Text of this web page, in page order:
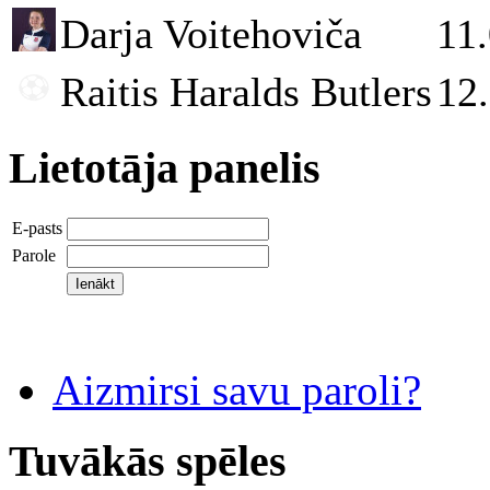
Darja Voitehoviča
Raitis Haralds Butlers
Lietotāja panelis
E-pasts
Parole
Aizmirsi savu paroli?
Tuvākās spēles